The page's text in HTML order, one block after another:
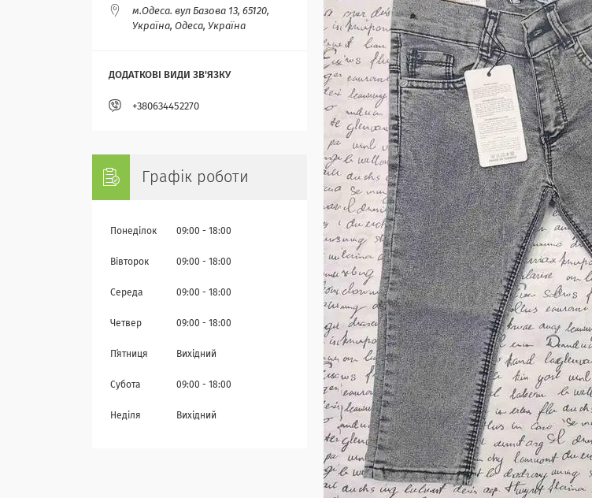
м.Одеса. вул Базова 13, 65120,
Україна, Одеса, Україна
+380634452270
Графік роботи
Понеділок 09:00 18:00
Вівторок 09:00 18:00
Середа 09:00 18:00
Четвер 09:00 18:00
Пʼятниця Вихідний
Субота 09:00 18:00
Неділя Вихідний